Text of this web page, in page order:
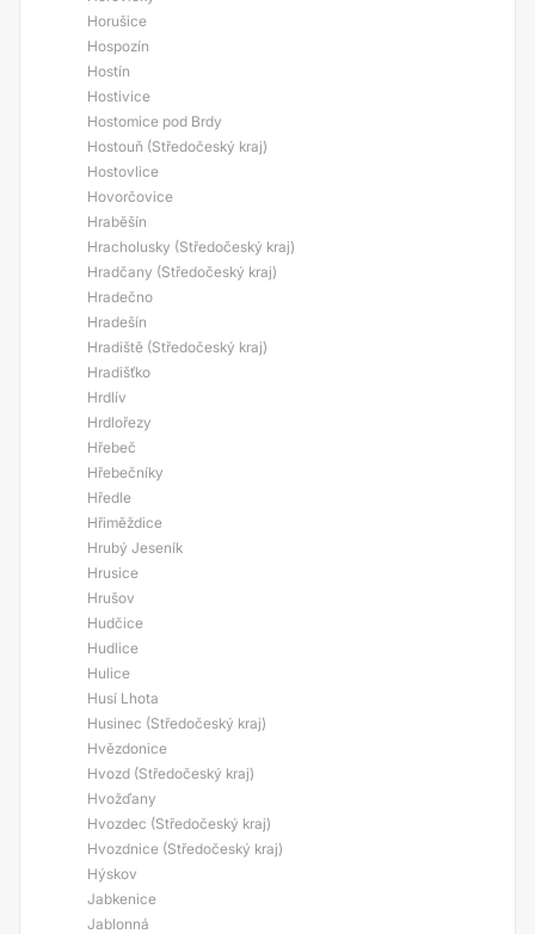
Horušice
Hospozín
Hostín
Hostivice
Hostomice pod Brdy
Hostouň (Středočeský kraj)
Hostovlice
Hovorčovice
Hraběšín
Hracholusky (Středočeský kraj)
Hradčany (Středočeský kraj)
Hradečno
Hradešín
Hradiště (Středočeský kraj)
Hradišťko
Hrdlív
Hrdlořezy
Hřebeč
Hřebečníky
Hředle
Hřiměždice
Hrubý Jeseník
Hrusice
Hrušov
Hudčice
Hudlice
Hulice
Husí Lhota
Husinec (Středočeský kraj)
Hvězdonice
Hvozd (Středočeský kraj)
Hvožďany
Hvozdec (Středočeský kraj)
Hvozdnice (Středočeský kraj)
Hýskov
Jabkenice
Jablonná